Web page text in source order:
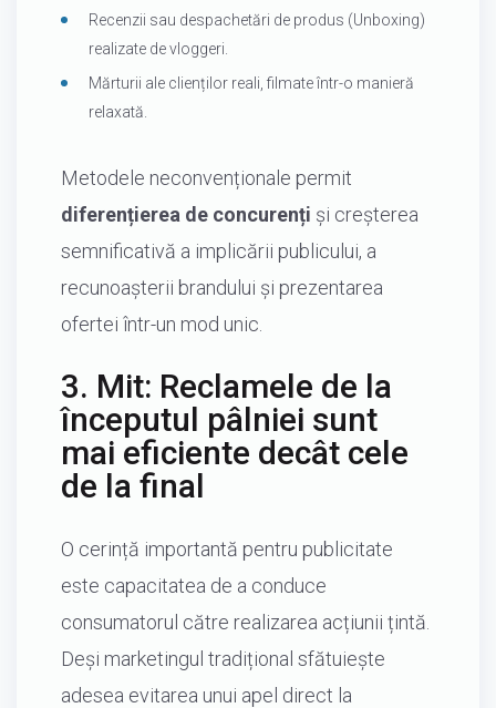
Recenzii sau despachetări de produs (Unboxing)
realizate de vloggeri.
Mărturii ale clienților reali, filmate într-o manieră
relaxată.
Metodele neconvenționale permit
diferențierea de concurenți și creșterea
semnificativă a implicării publicului, a
recunoașterii brandului și prezentarea
ofertei într-un mod unic.
3. Mit: Reclamele de la
începutul pâlniei sunt
mai eficiente decât cele
de la final
O cerință importantă pentru publicitate
este capacitatea de a conduce
consumatorul către realizarea acțiunii țintă.
Deși marketingul tradițional sfătuiește
adesea evitarea unui apel direct la